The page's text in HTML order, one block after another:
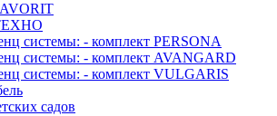
системы: - комплект PERSONA
системы: - комплект AVANGARD
системы: - комплект VULGARIS
садов